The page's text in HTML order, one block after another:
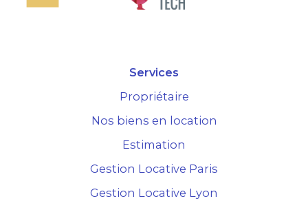
Services
Propriétaire
Nos biens en location
Estimation
Gestion Locative Paris
Gestion Locative Lyon